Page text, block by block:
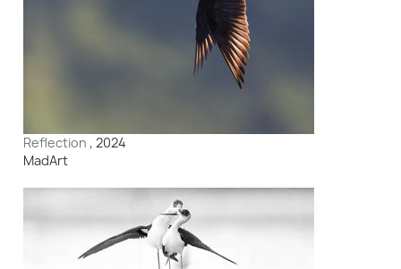
Reflection, 2024
MadArt